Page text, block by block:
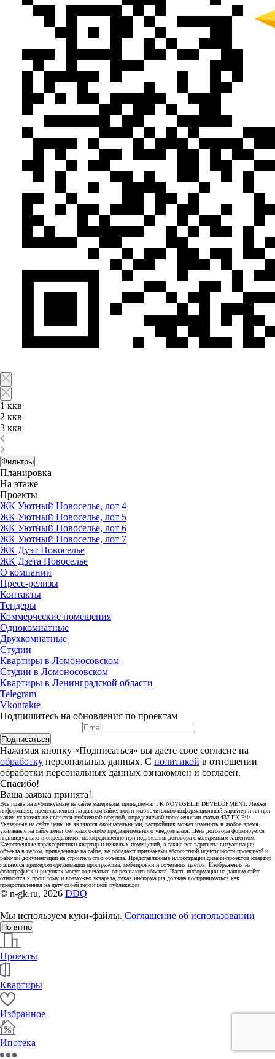
1 ккв
2 ккв
3 ккв
Фильтры
Планировка
На этаже
Проекты
ЖК Уютный Новоселье, лот 4
ЖК Уютный Новоселье, лот 5
ЖК Уютный Новоселье, лот 6
ЖК Уютный Новоселье, лот 7
ЖК Дуэт Новоселье
ЖК Дзета Новоселье
О компании
Пресс-релизы
Контакты
Тендеры
Коммерческие помещения
Однокомнатные
Двухкомнатные
Студии
Квартиры в Ломоносовском
Студии в Ломоносовском
Квартиры в Ленинградской области
Telegram
Vkontakte
Подпишитесь на обновления по проектам
Подписаться
Нажимая кнопку «Подписаться» вы даете свое согласие на
обработку персональных данных. С политикой в отношении
обработки персональных данных ознакомлен и согласен.
Спасибо!
Ваша заявка принята!
Все права на публикуемые на сайте материалы принадлежат ГК NOVOSELIE DEVELOPMENT. Любая
информация, представленная на данном сайте, носит исключительно информационный характер и ни при
каких условиях не является публичной офертой, определяемой положениями статьи 437 ГК РФ.
Указанные на сайте цены не являются окончательными, застройщик может изменить в любое время
указанные на сайте цены без какого-либо предварительного уведомления. Цена договора формируется
индивидуально и определяется непосредственно при подписании договора с конкретным клиентом.
Качественные характеристики квартир и нежилых помещений, а также все варианты визуализации
объекта в целом, приведенные на сайте, не обладают признаками абсолютной идентичности проектной и
рабочей документации на строительство объекта. Представленные иллюстрации дизайн-проектов квартир
являются примером организации пространства, меблировки и сочетания цветов. Изображения на
фотографиях и рисунках могут отличаться от реального объекта. Часть информации на данном сайте
относится к прошлому и возможно устарела, такая информация должна восприниматься как
предоставленная на дату своей первичной публикации
© n-gk.ru, 2026 DDQ
Мы используем куки-файлы. Соглашение об использовании
Понятно
Проекты
Квартиры
Избранное
Ипотека